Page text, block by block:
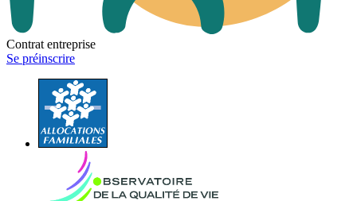
Contrat entreprise
Se préinscrire